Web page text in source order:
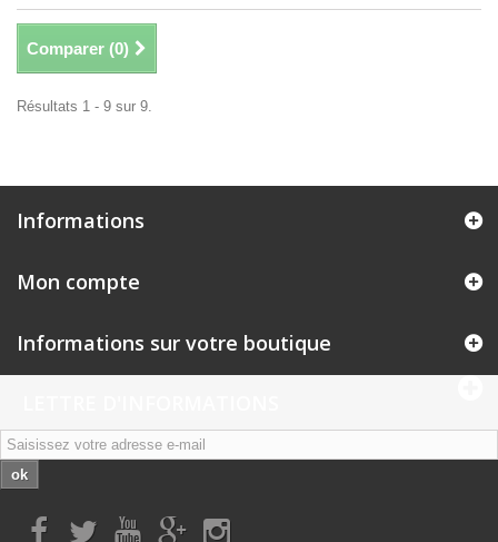
Comparer (0)
Résultats 1 - 9 sur 9.
Informations
Mon compte
Informations sur votre boutique
ok